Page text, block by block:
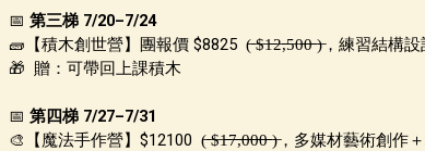
📅 第三梯 7/20–7/24
🧱【積木創世營】
團報價 $8825 (̶ ̶$̶1̶̶̶2̶,̶̶̶5̶0̶̶̶0̶̶̶ ̶)̶， 練習結構
🎁 贈：可帶回上課積木
📅 第四梯 7/27–7/31
🎨【魔法手作營】 $12100 (̶ ̶$̶1̶̶̶7̶̶̶,̶̶̶0̶̶̶0̶̶̶0̶̶̶ ̶)̶， 多媒材藝術創作